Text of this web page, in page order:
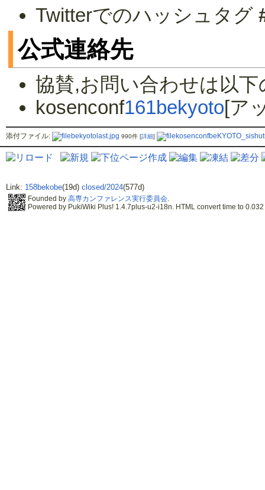
Twitterでのハッシュタグ
公式連絡先
協賛,お問い合わせは以
kosenconf161bekyoto[ア
添付ファイル: bekyotolast.jpg 990件 [詳細]
Link: 158bekobe(19d) closed/2024(577d)
Founded by 高専カンファレンス実行委員会.
Powered by PukiWiki Plus! 1.4.7plus-u2-i18n. HTML convert time to 0.032